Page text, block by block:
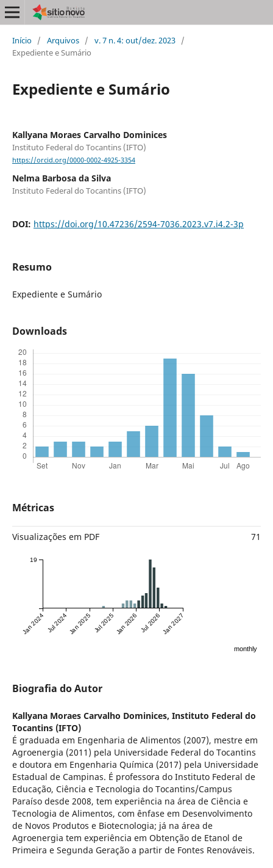
Início / Arquivos / v. 7 n. 4: out/dez. 2023 /
Expediente e Sumário
Expediente e Sumário
Kallyana Moraes Carvalho Dominices
Instituto Federal do Tocantins (IFTO)
https://orcid.org/0000-0002-4925-3354
Nelma Barbosa da Silva
Instituto Federal do Tocantins (IFTO)
DOI: https://doi.org/10.47236/2594-7036.2023.v7.i4.2-3p
Resumo
Expediente e Sumário
Downloads
Métricas
Visualizações em PDF 71
Jan 2024Jul 2024Jan 2025Jul 2025Jan 2026Jul 2026Jan 2027
19
monthly
Biografia do Autor
Kallyana Moraes Carvalho Dominices, Instituto Federal do
Tocantins (IFTO)
É graduada em Engenharia de Alimentos (2007), mestre em
Agroenergia (2011) pela Universidade Federal do Tocantins
e doutora em Engenharia Química (2017) pela Universidade
Estadual de Campinas. É professora do Instituto Federal de
Educação, Ciência e Tecnologia do Tocantins/Campus
Paraíso desde 2008, tem experiência na área de Ciência e
Tecnologia de Alimentos, com ênfase em Desenvolvimento
de Novos Produtos e Biotecnologia; já na área de
Agroenergia tem experiência em Obtenção de Etanol de
Primeira e Segunda Geração a partir de Fontes Renováveis.